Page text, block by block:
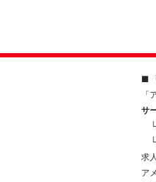
■
「
サ
求
ア